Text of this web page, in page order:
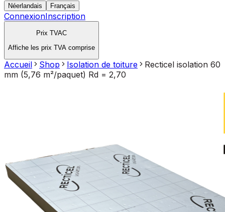
Néerlandais Français
ConnexionInscription
Prix TVAC
Affiche les prix TVA comprise
Accueil Shop Isolation de toiture
Recticel isolation 60
mm (5,76 m²/paquet) Rd = 2,70